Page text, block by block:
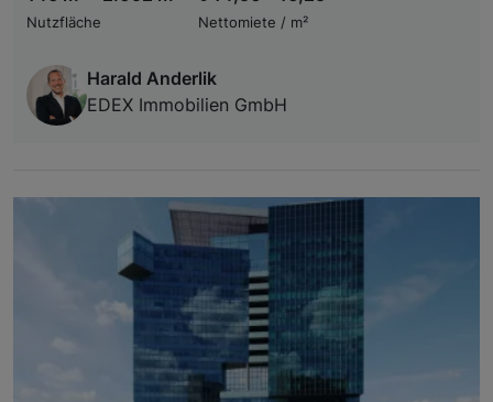
Nutzfläche
Nettomiete / m²
Harald Anderlik
EDEX Immobilien GmbH